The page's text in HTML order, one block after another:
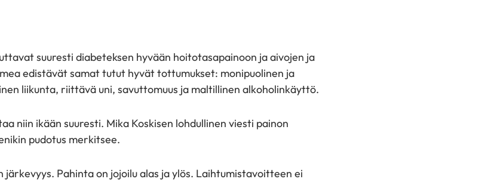
suuresti diabeteksen hyvään hoitotasapainoon ja aivojen ja
edistävät samat tutut hyvät tottumukset: monipuolinen ja
liikunta, riittävä uni, savuttomuus ja maltillinen alkoholinkäyttö.
niin ikään suuresti. Mika Koskisen lohdullinen viesti painon
pudotus merkitsee.
järkevyys. Pahinta on jojoilu alas ja ylös. Laihtumistavoitteen ei